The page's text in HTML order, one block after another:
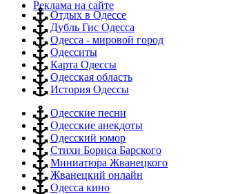
Реклама на сайте
Отдых в Одессе
Дубль Гис Одесса
Одесса - мировой город
Одесситы
Карта Одессы
Одесская область
История Одессы
Одесские песни
Одесские анекдоты
Одесский юмор
Стихи Бориса Барского
Миниатюра Жванецкого
Жванецкий онлайн
Одесса кино